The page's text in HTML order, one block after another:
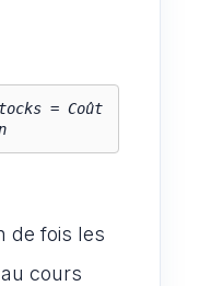
= Coût
de fois les
cours